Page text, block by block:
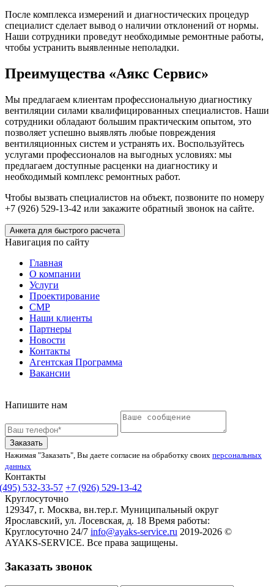
После комплекса измерений и диагностических процедур
специалист сделает вывод о наличии отклонений от нормы.
Наши сотрудники проведут необходимые ремонтные работы,
чтобы устранить выявленные неполадки.
Преимущества «Аякс Сервис»
Мы предлагаем клиентам профессиональную диагностику
вентиляции силами квалифицированных специалистов. Наши
сотрудники обладают большим практическим опытом, это
позволяет успешно выявлять любые повреждения
вентиляционных систем и устранять их. Воспользуйтесь
услугами профессионалов на выгодных условиях: мы
предлагаем доступные расценки на диагностику и
необходимый комплекс ремонтных работ.
Чтобы вызвать специалистов на объект, позвоните по номеру
+7 (926) 529-13-42 или закажите обратный звонок на сайте.
Анкета для быстрого расчета
Навигация по сайту
Главная
О компании
Услуги
Проектирование
СМР
Наши клиенты
Партнеры
Новости
Контакты
Агентская Программа
Вакансии
Напишите нам
Заказать
Нажимая "Заказать", Вы даете согласие на обработку своих персональных
данных
Контакты
532-33-57 +7 (926) 529-13-42
Круглосуточно
129347, г. Москва, вн.тер.г. Муниципальный округ
Ярославский, ул. Лосевская, д. 18 Время работы:
Круглосуточно 24/7 info@ayaks-service.ru 2019-2026 ©
AYAKS-SERVICE. Все права защищены.
Заказать звонок